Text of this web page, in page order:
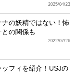
2025/04/23
ナの妖精ではない！怖
の関係も
2022/07/26
ッフィを紹介！USJの